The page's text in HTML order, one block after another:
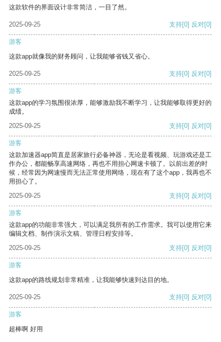
这款软件的界面设计非常简洁，一目了然。
2025-09-25 支持[0] 反对[0]
游客
这款app就像我的财务顾问，让我能够省钱又省心。
2025-09-25 支持[0] 反对[0]
游客
这款app的学习氛围很浓厚，能够激励我不断学习，让我能够取得更好的
成绩。
2025-09-25
支持[0] 反对[0]
游客
这款加速器app简直是居家旅行必备神器，无论是看视频、玩游戏还是工
作办公，都能畅享高速网络，再也不用担心网速卡顿了。以前出差的时
候，经常因为网速慢而无法正常使用网络，现在有了这个app，我再也不
用担心了。
2025-09-25
支持[0] 反对[0]
游客
这款app的功能非常强大，可以满足我所有的工作需求。我可以使用它来
编辑文档、制作演示文稿、管理日程安排等。
2025-09-25
支持[0] 反对[0]
游客
这款app的路线规划非常精准，让我能够快速到达目的地。
2025-09-25 支持[0] 反对[0]
游客
超棒啊 好用